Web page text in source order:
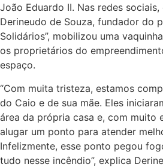
João Eduardo II. Nas redes
Derineudo de Souza, fundador do
Solidários”, mobilizou uma
os proprietários do
espaço.
“Com muita tristeza, estamos
do Caio e de sua mãe. Eles
área da própria casa e, com muito
alugar um ponto para atender
Infelizmente, esse ponto pegou
tudo nesse incêndio”, explica